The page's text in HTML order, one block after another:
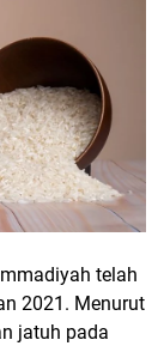
telah
2021. Menurut
jatuh pada